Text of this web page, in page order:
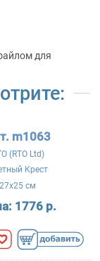
для
m1063
(RTO Ltd)
Крест
27x25 см
1776 р.